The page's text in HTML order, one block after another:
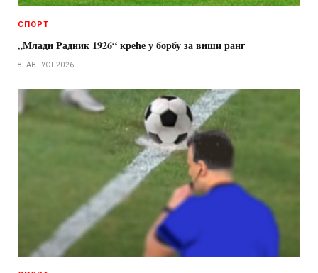
СПОРТ
„Млади Радник 1926“ креће у борбу за виши ранг
8. АВГУСТ 2026.